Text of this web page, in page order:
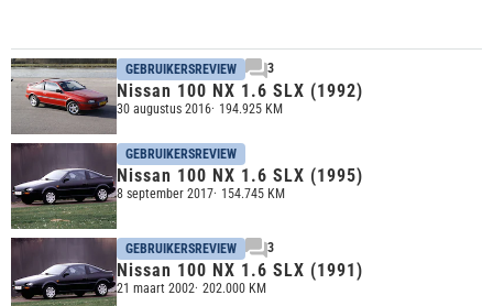
GEBRUIKERSREVIEW 3
Nissan 100 NX 1.6 SLX (1992)
30 augustus 2016 194.925 KM
GEBRUIKERSREVIEW
Nissan 100 NX 1.6 SLX (1995)
8 september 2017 154.745 KM
GEBRUIKERSREVIEW 3
Nissan 100 NX 1.6 SLX (1991)
21 maart 2002 202.000 KM